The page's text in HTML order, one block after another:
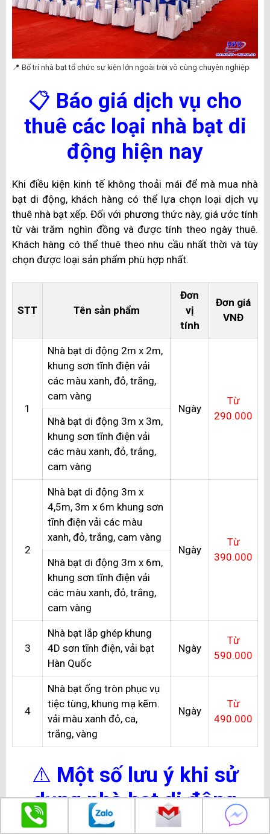
📍 Bố trí nhà bạt tổ chức sự kiện lớn ngoài trời vô cùng chuyên nghiệp
📋 Báo giá dịch vụ cho
thuê các loại nhà bạt di
động hiện nay
Khi điều kiện kinh tế không thoải mái để mà mua nhà
bạt di động, khách hàng có thể lựa chọn loại dịch vụ
thuê nhà bạt xếp. Đối với phương thức này, giá ước tính
từ vài trăm nghìn đồng và được tính theo ngày thuê.
Khách hàng có thể thuê theo nhu cầu nhất thời và tùy
chọn được loại sản phẩm phù hợp nhất.
STT Tên sản phẩm
Đơn
vị
tính
Đơn giá
VNĐ
1
Nhà bạt di động 2m x 2m,
khung sơn tĩnh điện vải
các màu xanh, đỏ, trắng,
cam vàng
Ngày
Từ
290.000
Nhà bạt di động 3m x 3m,
khung sơn tĩnh điện vải
các màu xanh, đỏ, trắng,
cam vàng
2
Nhà bạt di động 3m x
4,5m, 3m x 6m khung sơn
tĩnh điện vải các màu
xanh, đỏ, trắng, cam vàng
Ngày
Từ
390.000
Nhà bạt di động 3m x 6m,
khung sơn tĩnh điện vải
các màu xanh, đỏ, trắng,
cam vàng
3
Nhà bạt lắp ghép khung
4D sơn tĩnh điện, vải bạt
Hàn Quốc
Ngày
Từ
590.000
4
Nhà bạt ống tròn phục vụ
tiệc tùng, khung mạ kẽm.
vải màu xanh đỏ, ca,
trắng, vàng
Ngày
Từ
490.000
⚠️ Một số lưu ý khi sử
dụng nhà bạt di động